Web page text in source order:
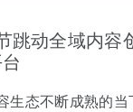
跳动全域内容
生态不断成熟的